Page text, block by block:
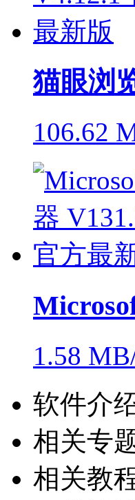
猫眼浏
106.62
1.58
软件介
相关专
相关教